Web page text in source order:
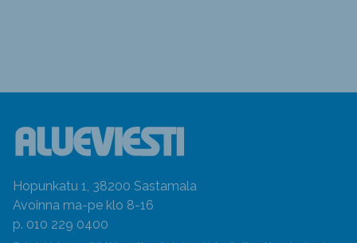
Hopunkatu 1, 38200 Sastamala
Avoinna ma-pe klo 8-16
p. 010 229 0400